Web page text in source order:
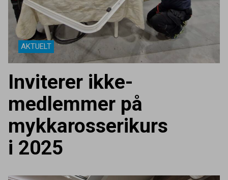
AKTUELT
Inviterer ikke-
medlemmer på
mykkarosserikurs
i 2025